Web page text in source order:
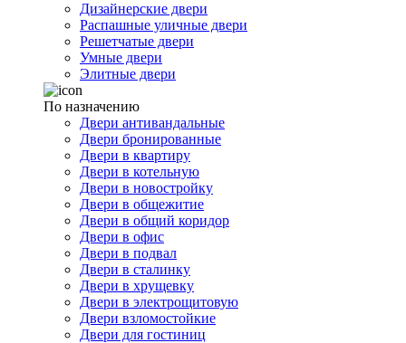
Дизайнерские двери
Распашные уличные двери
Решетчатые двери
Умные двери
Элитные двери
По назначению
Двери антивандальные
Двери бронированные
Двери в квартиру
Двери в котельную
Двери в новостройку
Двери в общежитие
Двери в общий коридор
Двери в офис
Двери в подвал
Двери в сталинку
Двери в хрущевку
Двери в электрощитовую
Двери взломостойкие
Двери для гостиниц